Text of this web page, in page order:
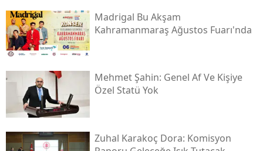
Madrigal Bu Akşam
Kahramanmaraş Ağustos Fuarı'nda
Mehmet Şahin: Genel Af Ve Kişiye
Özel Statü Yok
Zuhal Karakoç Dora: Komisyon